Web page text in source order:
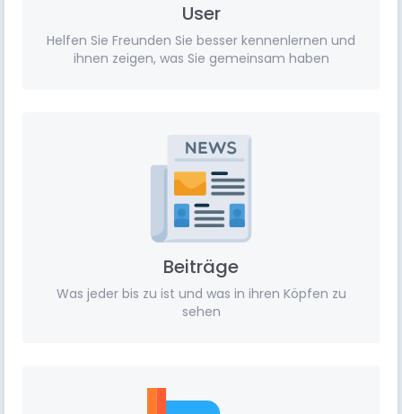
User
Helfen Sie Freunden Sie besser kennenlernen und
ihnen zeigen, was Sie gemeinsam haben
Beiträge
Was jeder bis zu ist und was in ihren Köpfen zu
sehen